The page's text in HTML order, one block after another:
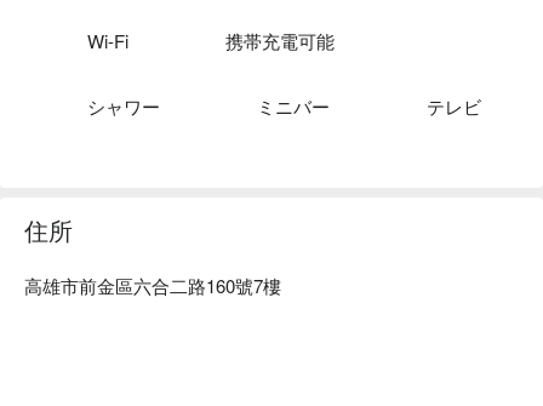
的需求。 Wi-Fi 携帯充電可能
シャワー ミニバー テレビ
住所
高雄市前金區六合二路160號7樓